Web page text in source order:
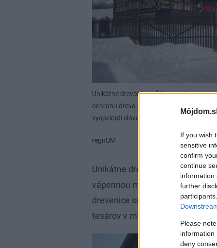
If you wish
sensitive
confirm
continue
information
further
Please
information
deny
Unikátne drevenice v Čičmanoch s
ochranu dreva s motívmi tunajšej
vyspelosti slovenských tesárov v
regnUM
Unikátne drevenice v
vápennou maľbou na ochranu
drevenice sú dôkazom
tesárov v minulosti, ktorým